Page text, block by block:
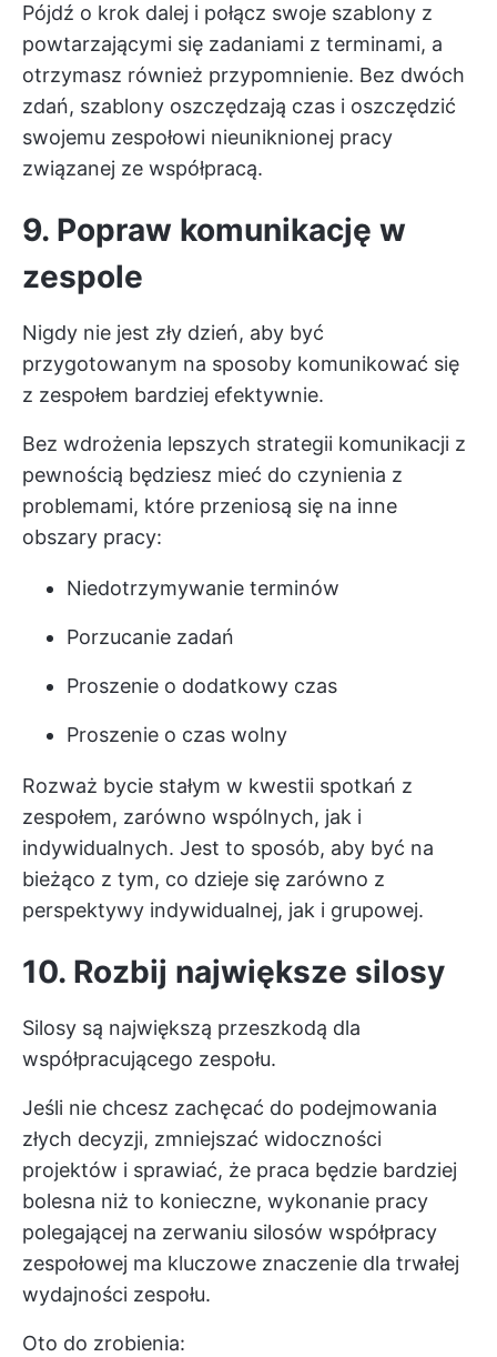
Pójdź o krok dalej i połącz swoje szablony z
powtarzającymi się zadaniami z terminami, a
otrzymasz również przypomnienie. Bez dwóch
zdań, szablony oszczędzają czas i oszczędzić
swojemu zespołowi nieuniknionej pracy
związanej ze współpracą.
9. Popraw komunikację w
zespole
Nigdy nie jest zły dzień, aby być
przygotowanym na sposoby komunikować się
z zespołem bardziej efektywnie.
Bez wdrożenia lepszych strategii komunikacji z
pewnością będziesz mieć do czynienia z
problemami, które przeniosą się na inne
obszary pracy:
Niedotrzymywanie terminów
Porzucanie zadań
Proszenie o dodatkowy czas
Proszenie o czas wolny
Rozważ bycie stałym w kwestii spotkań z
zespołem, zarówno wspólnych, jak i
indywidualnych. Jest to sposób, aby być na
bieżąco z tym, co dzieje się zarówno z
perspektywy indywidualnej, jak i grupowej.
10. Rozbij największe silosy
Silosy są największą przeszkodą dla
współpracującego zespołu.
Jeśli nie chcesz zachęcać do podejmowania
złych decyzji, zmniejszać widoczności
projektów i sprawiać, że praca będzie bardziej
bolesna niż to konieczne, wykonanie pracy
polegającej na zerwaniu silosów współpracy
zespołowej ma kluczowe znaczenie dla trwałej
wydajności zespołu.
Oto do zrobienia: